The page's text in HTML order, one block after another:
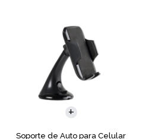
Soporte de Auto para Celular